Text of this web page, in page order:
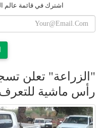
اشترك في قائمة عالم
رأس ماشية للتعرف